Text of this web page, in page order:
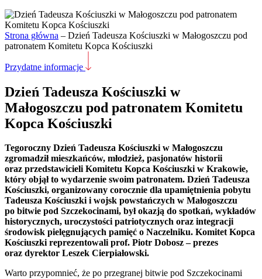
Strona główna – Dzień Tadeusza Kościuszki w Małogoszczu pod
patronatem Komitetu Kopca Kościuszki
Przydatne informacje
Dzień Tadeusza Kościuszki w
Małogoszczu pod patronatem Komitetu
Kopca Kościuszki
Tegoroczny Dzień Tadeusza Kościuszki w Małogoszczu
zgromadził mieszkańców, młodzież, pasjonatów historii
oraz przedstawicieli Komitetu Kopca Kościuszki w Krakowie,
który objął to wydarzenie swoim patronatem. Dzień Tadeusza
Kościuszki, organizowany corocznie dla upamiętnienia pobytu
Tadeusza Kościuszki i wojsk powstańczych w Małogoszczu
po bitwie pod Szczekocinami, był okazją do spotkań, wykładów
historycznych, uroczystości patriotycznych oraz integracji
środowisk pielęgnujących pamięć o Naczelniku. Komitet Kopca
Kościuszki reprezentowali prof. Piotr Dobosz – prezes
oraz dyrektor Leszek Cierpiałowski.
Warto przypomnieć, że po przegranej bitwie pod Szczekocinami